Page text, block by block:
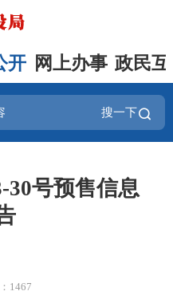
开 网上办事 政民
搜一下
30号预售信息
1467